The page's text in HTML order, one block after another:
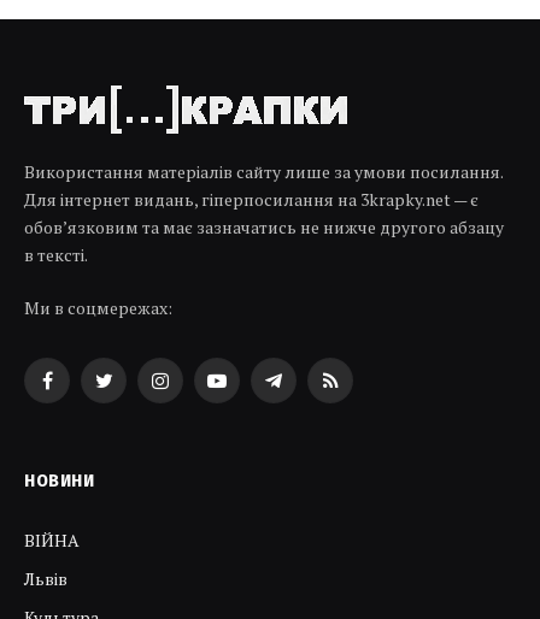
Використання матеріалів сайту лише за умови посилання.
Для інтернет видань, гіперпосилання на 3krapky.net — є
обов’язковим та має зазначатись не нижче другого абзацу
в тексті.
Ми в соцмережах:
FacebookTwitterInstagramYouTubeTelegramRSS
НОВИНИ
ВІЙНА
Львів